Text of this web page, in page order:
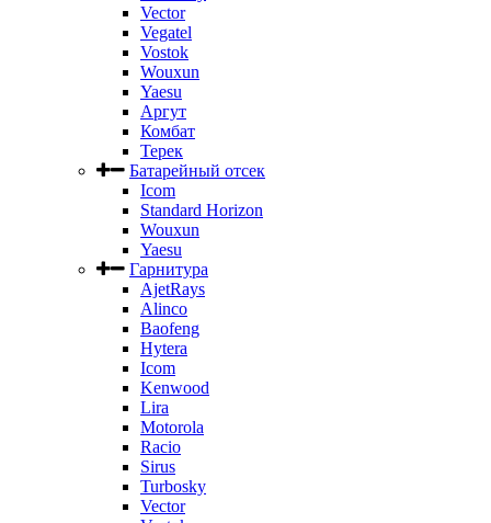
Vector
Vegatel
Vostok
Wouxun
Yaesu
Аргут
Комбат
Терек
Батарейный отсек
Icom
Standard Horizon
Wouxun
Yaesu
Гарнитура
AjetRays
Alinco
Baofeng
Hytera
Icom
Kenwood
Lira
Motorola
Racio
Sirus
Turbosky
Vector